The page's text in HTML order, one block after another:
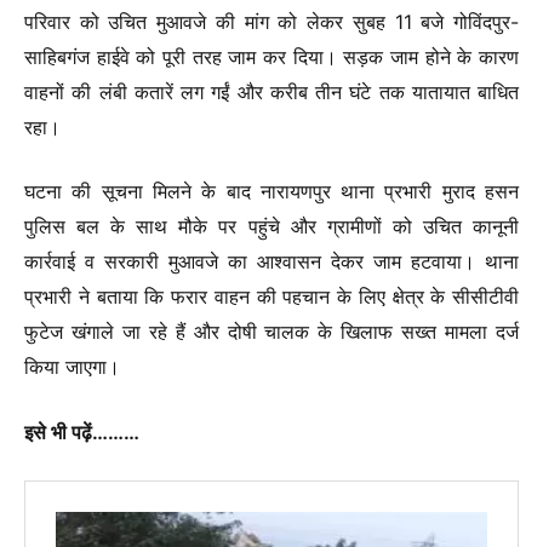
परिवार को उचित मुआवजे की मांग को लेकर सुबह 11 बजे गोविंदपुर-
साहिबगंज हाईवे को पूरी तरह जाम कर दिया। सड़क जाम होने के कारण
वाहनों की लंबी कतारें लग गईं और करीब तीन घंटे तक यातायात बाधित
रहा।
घटना की सूचना मिलने के बाद नारायणपुर थाना प्रभारी मुराद हसन
पुलिस बल के साथ मौके पर पहुंचे और ग्रामीणों को उचित कानूनी
कार्रवाई व सरकारी मुआवजे का आश्वासन देकर जाम हटवाया। थाना
प्रभारी ने बताया कि फरार वाहन की पहचान के लिए क्षेत्र के सीसीटीवी
फुटेज खंगाले जा रहे हैं और दोषी चालक के खिलाफ सख्त मामला दर्ज
किया जाएगा।
इसे भी पढ़ें………